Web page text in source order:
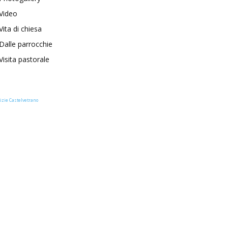
di chiesa
parrocchie
pastorale
Castelvetrano